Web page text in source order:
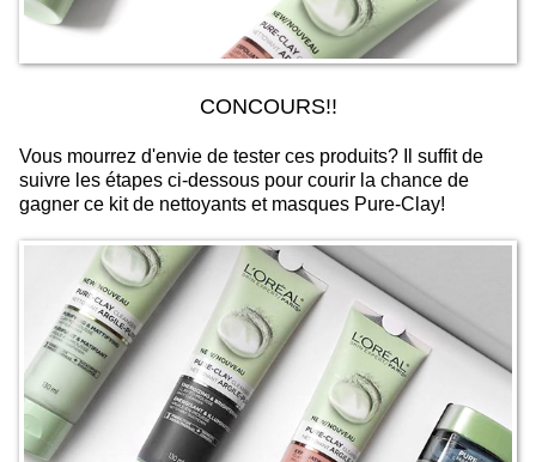
CONCOURS!!
Vous mourrez d'envie de tester ces produits? Il suffit de
suivre les étapes ci-dessous pour courir la chance de
gagner ce kit de nettoyants et masques Pure-Clay!